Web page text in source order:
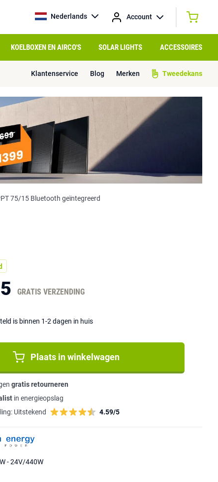
Nederlands Account
KOELBOXEN EN AIRCO'S SOLAR LIGHTS ACCESSOIRES
Klantenservice Blog Merken Tweedekans
75/15 Bluetooth geïntegreerd
GRATIS VERZENDING
is binnen 1-2 dagen in huis
Plaats in winkelwagen
gratis retourneren
in energieopslag
Uitstekend 4.59/5
- 24V/440W